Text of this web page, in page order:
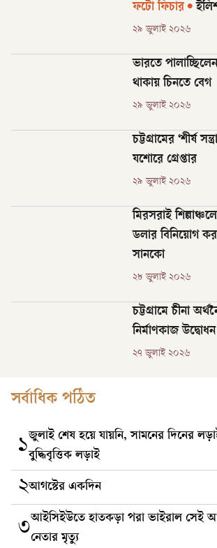
ফটো ফিচার •
২৯ জুলাই ২০২৬
ভারতে
থাকায় চিনতে বেগ
২৯ জুলাই ২০২৬
চট্টগ্রামের ‘শীর্ষ
যশোরে গ্রেপ্তার
২৯ জুলাই ২০২৬
মিরসরাই
ডলার বিনিয়োগ
সানকো
২৮ জুলাই ২০২৬
চট্টগ্রামে চীনা
নির্মাণকাজ উদ্বোধন
২৭ জুলাই ২০২৬
সর্বাধিক পঠিত
১জুলাই শেষ হয়ে যায়নি, সামনের দিনের
বুদ্ধিবৃত্তিক লড়াই
২আগস্টের একদিন
৩আইসিইউতে হাতকড়া পরা ভাইরাল সেই
নেতার মৃত্যু